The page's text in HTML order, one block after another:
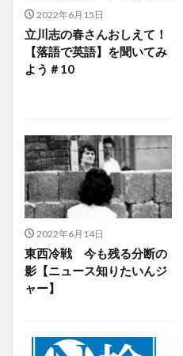
2022年6月15日
立川志の春さんおしえて！
【落語で英語】を聞いてみ
よう＃10
2022年6月14日
東西冷戦 今も残る分断の
影【ニュース知りたいんジ
ャー】